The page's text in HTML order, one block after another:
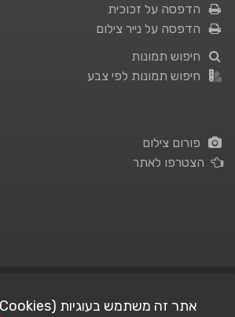
הדפסה על זכוכית
הדפסה על נייר צילום
חיפוש תמונות
חיפוש תמונות לפי צבע
פורום צילום
הצטרפו לאתר